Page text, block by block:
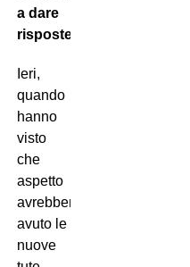
a dare
risposte.
Ieri,
quando
hanno
visto
che
aspetto
avrebbero
avuto le
nuove